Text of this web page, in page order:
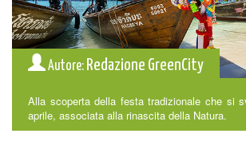
Autore: Redazione GreenCity
Alla scoperta della festa tradizionale che si
aprile, associata alla rinascita della Natura.